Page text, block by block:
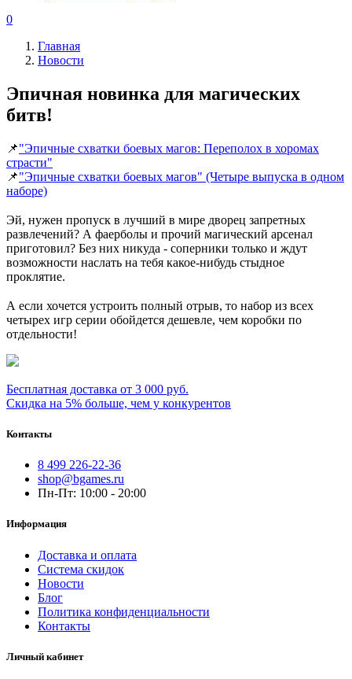
0
Главная
Новости
Эпичная новинка для магических
битв!
📌"Эпичные схватки боевых магов: Переполох в хоромах
страсти"
📌"Эпичные схватки боевых магов" (Четыре выпуска в одном
наборе)
Эй, нужен пропуск в лучший в мире дворец запретных
развлечений? А фаерболы и прочий магический арсенал
приготовил? Без них никуда - соперники только и ждут
возможности наслать на тебя какое-нибудь стыдное
проклятие.
А если хочется устроить полный отрыв, то набор из всех
четырех игр серии обойдется дешевле, чем коробки по
отдельности!
Бесплатная доставка от 3 000 руб.
Скидка на 5% больше, чем у конкурентов
Контакты
8 499 226-22-36
shop@bgames.ru
Пн-Пт: 10:00 - 20:00
Информация
Доставка и оплата
Система скидок
Новости
Блог
Политика конфиденциальности
Контакты
Личный кабинет